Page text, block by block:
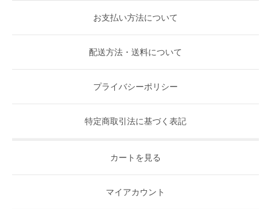
お支払い方法について
配送方法・送料について
プライバシーポリシー
特定商取引法に基づく表記
カートを見る
マイアカウント